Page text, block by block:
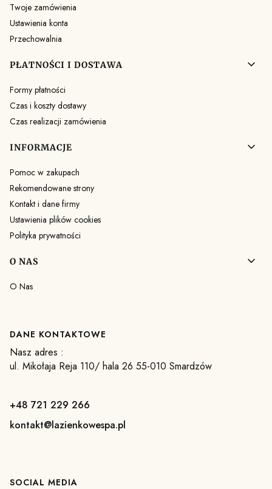
Twoje zamówienia
Ustawienia konta
Przechowalnia
PŁATNOŚCI I DOSTAWA
Formy płatności
Czas i koszty dostawy
Czas realizacji zamówienia
INFORMACJE
Pomoc w zakupach
Rekomendowane strony
Kontakt i dane firmy
Ustawienia plików cookies
Polityka prywatności
O NAS
O Nas
DANE KONTAKTOWE
Nasz adres :
ul. Mikołaja Reja 110/ hala 26 55-010 Smardzów
+48 721 229 266
kontakt@lazienkowespa.pl
SOCIAL MEDIA